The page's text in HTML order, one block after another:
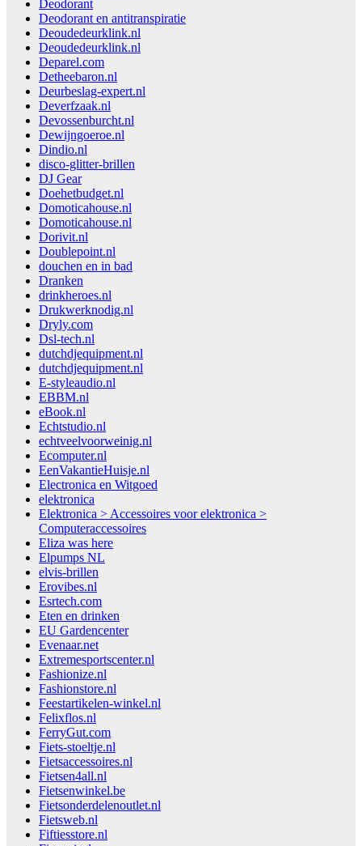
Deodorant
Deodorant en antitranspiratie
Deoudedeurklink.nl
Deoudedeurklink.nl
Deparel.com
Detheebaron.nl
Deurbeslag-expert.nl
Deverfzaak.nl
Devossenburcht.nl
Dewijngoeroe.nl
Dindio.nl
disco-glitter-brillen
DJ Gear
Doehetbudget.nl
Domoticahouse.nl
Domoticahouse.nl
Dorivit.nl
Doublepoint.nl
douchen en in bad
Dranken
drinkheroes.nl
Drukwerknodig.nl
Dryly.com
Dsl-tech.nl
dutchdjequipment.nl
dutchdjequipment.nl
E-styleaudio.nl
EBBM.nl
eBook.nl
Echtstudio.nl
echtveelvoorweinig.nl
Ecomputer.nl
EenVakantieHuisje.nl
Electronica en Witgoed
elektronica
Elektronica > Accessoires voor elektronica >
Computeraccessoires
Eliza was here
Elpumps NL
elvis-brillen
Erovibes.nl
Esrtech.com
Eten en drinken
EU Gardencenter
Evenaar.net
Extremesportscenter.nl
Fashionize.nl
Fashionstore.nl
Feestartikelen-winkel.nl
Felixflos.nl
FerryGut.com
Fiets-stoeltje.nl
Fietsaccessoires.nl
Fietsen4all.nl
Fietsenwinkel.be
Fietsonderdelenoutlet.nl
Fietsweb.nl
Fiftiesstore.nl